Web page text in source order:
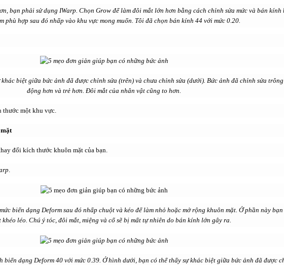
bạn phải sử dụng IWarp. Chọn Grow để làm đôi mắt lớn hơn bằng cách chỉnh sửa mức và bán kính
phù hợp sau đó nhấp vào khu vực mong muốn. Tôi đã chọn bán kính 44 với mức 0.20.
biệt giữa bức ảnh đã được chỉnh sửa (trên) và chưa chỉnh sửa (dưới). Bức ảnh đã chỉnh sửa trông
động hơn và trẻ hơn. Đôi mắt của nhân vật cũng to hơn.
thước một khu vực.
đổi kích thước khuôn mặt của bạn.
.
biến dạng Deform sau đó nhấp chuột và kéo để làm nhỏ hoặc mở rộng khuôn mặt. Ở phần này bạn
khéo léo. Chú ý tóc, đôi mắt, miệng và cổ sẽ bị mất tự nhiên do bán kính lớn gây ra.
biến dạng Deform 40 với mức 0.39. Ở hình dưới, bạn có thể thấy sự khác biệt giữa bức ảnh đã được